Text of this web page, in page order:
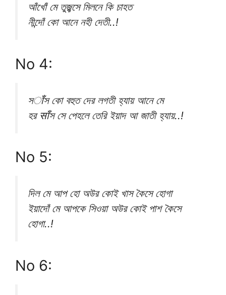
আঁখোঁ মে তুজ্ঝসে মিলনে কি চাহত
নীন্দোঁ কো আনে নহী দেতী..!
No 4:
সाँস কো বহুত দের লগতী হ্যায় আনে মে
হর साँস সে পেহলে তেরি ইয়াদ আ জাতী হ্যায়..!
No 5:
দিল মে আপ হো অউর কোই খাস কৈসে হোগা
ইয়াদোঁ মে আপকে সিওয়া অউর কোই পাশ কৈসে
হোগা..!
No 6: